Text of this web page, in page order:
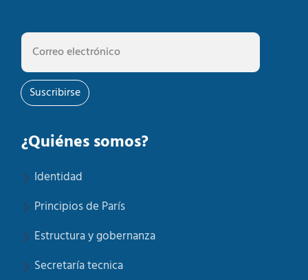
Suscribirse
¿Quiénes somos?
Identidad
Principios de París
Estructura y gobernanza
Secretaría tecnica